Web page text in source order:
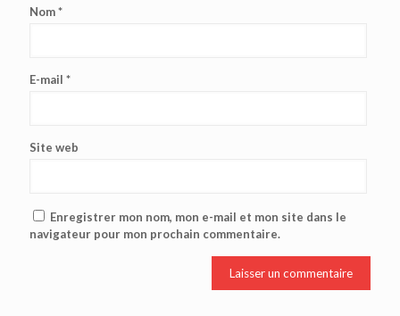
Nom*
E-mail *
Site web
Enregistrer mon nom, mon e-mail et mon site dans le
navigateur pour mon prochain commentaire.